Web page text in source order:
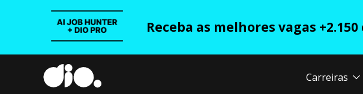
Receba as melhores vagas
Carreiras